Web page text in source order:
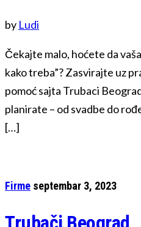
by Ludi
Čekajte malo, hoćete da
kako treba”? Zasvirajte uz
pomoć sajta Trubaci
planirate – od svadbe do
[…]
Firme septembar 3, 2023